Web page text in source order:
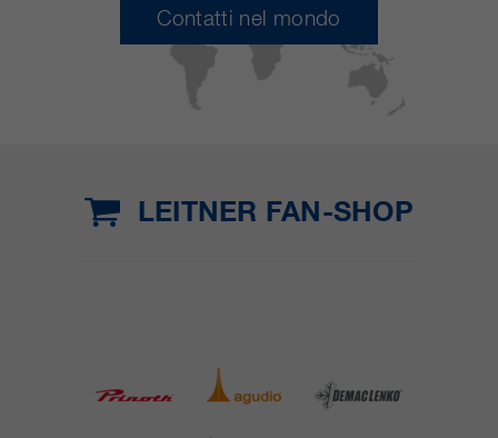
Contatti nel mondo
LEITNER FAN-SHOP